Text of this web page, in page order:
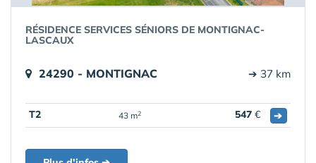
RÉSIDENCE SERVICES SÉNIORS DE MONTIGNAC-
LASCAUX
24290 - MONTIGNAC ➔ 37 km
T2 43 m2 547 € ➔